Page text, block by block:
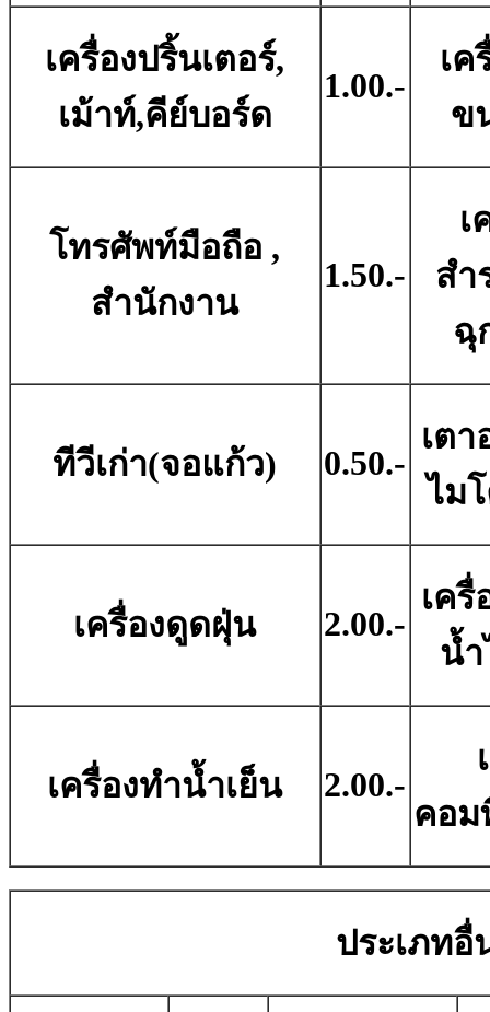
เครื่องปริ้นเตอร์,
เม้าท์,คีย์บอร์ด
1.00.-
เค
ข
โทรศัพท์มือถือ ,
สำนักงาน
1.50.-
เ
สำ
ฉุ
ทีวีเก่า(จอแก้ว) 0.50.-
เตา
ไม
เครื่องดูดฝุ่น 2.00.-
เครื่
น้
เครื่องทำน้ำเย็น 2.00.-
คอม
ประเภทอื่